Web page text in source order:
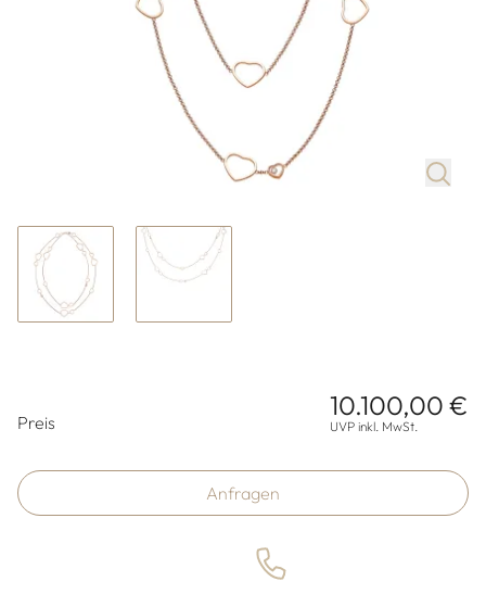
Preis
10.100,00 €
UVP inkl. MwSt.
Anfragen